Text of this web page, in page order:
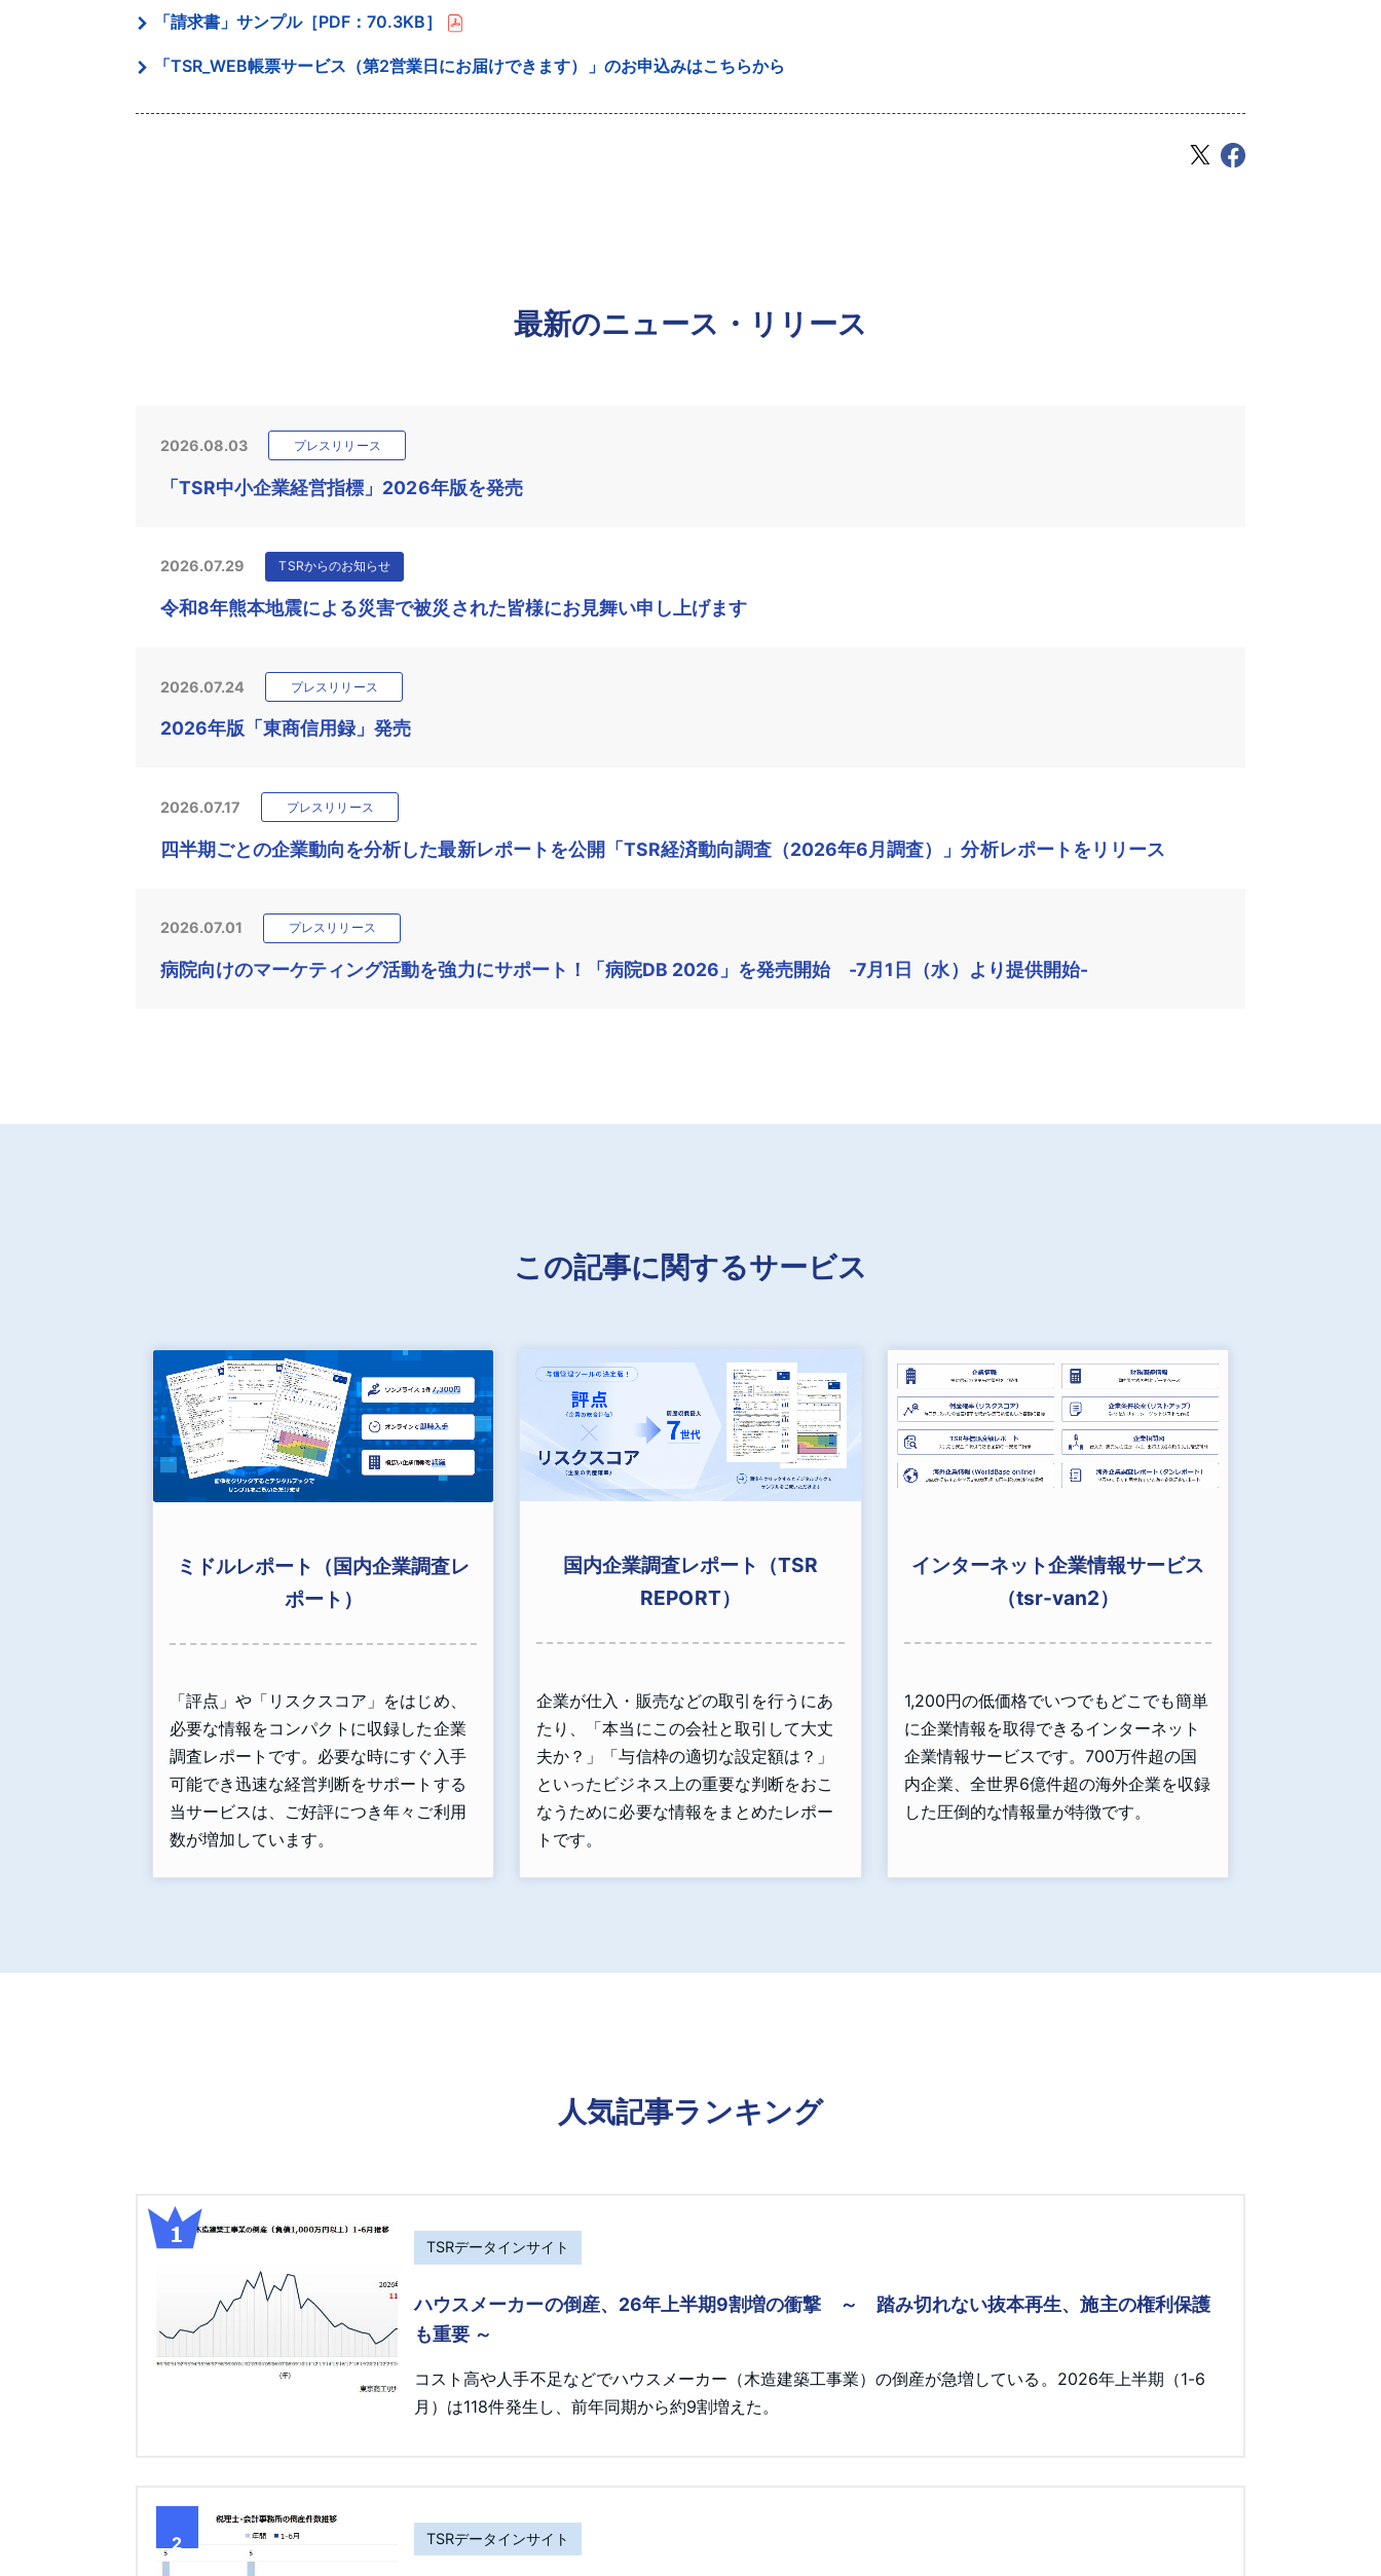
「請求書」サンプル［PDF：70.3KB］
「TSR_WEB帳票サービス（第2営業日にお届けできます）」のお申込みはこちらから
最新のニュース・リリース
2026.08.03 プレスリリース
「TSR中小企業経営指標」2026年版を発売
2026.07.29 TSRからのお知らせ
令和8年熊本地震による災害で被災された皆様にお見舞い申し上げます
2026.07.24 プレスリリース
2026年版「東商信用録」発売
2026.07.17 プレスリリース
四半期ごとの企業動向を分析した最新レポートを公開「TSR経済動向調査（2026年6月調査）」分析レポートをリリース
2026.07.01 プレスリリース
病院向けのマーケティング活動を強力にサポート！「病院DB 2026」を発売開始 -7月1日（水）より提供開始-
この記事に関するサービス
ミドルレポート（国内企業調査レ
ポート）
「評点」や「リスクスコア」をはじめ、
必要な情報をコンパクトに収録した企業
調査レポートです。必要な時にすぐ入手
可能でき迅速な経営判断をサポートする
当サービスは、ご好評につき年々ご利用
数が増加しています。
国内企業調査レポート（TSR
REPORT）
企業が仕入・販売などの取引を行うにあ
たり、「本当にこの会社と取引して大丈
夫か？」「与信枠の適切な設定額は？」
といったビジネス上の重要な判断をおこ
なうために必要な情報をまとめたレポー
トです。
インターネット企業情報サービス
（tsr-van2）
1,200円の低価格でいつでもどこでも簡単
に企業情報を取得できるインターネット
企業情報サービスです。700万件超の国
内企業、全世界6億件超の海外企業を収録
した圧倒的な情報量が特徴です。
人気記事ランキング
TSRデータインサイト
ハウスメーカーの倒産、26年上半期9割増の衝撃 ～ 踏み切れない抜本再生、施主の権利保護
も重要 ～
コスト高や人手不足などでハウスメーカー（木造建築工事業）の倒産が急増している。2026年上半期（1-6
月）は118件発生し、前年同期から約9割増えた。
2 TSRデータインサイト